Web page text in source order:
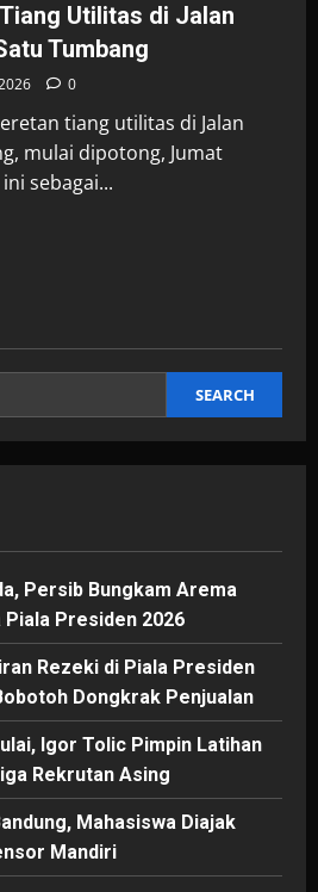
Utilitas di Jalan
Tumbang
0
tiang utilitas di Jalan
mulai dipotong, Jumat
sebagai...
SEARCH
Persib Bungkam Arema
Piala Presiden 2026
Rezeki di Piala Presiden
Dongkrak Penjualan
Igor Tolic Pimpin Latihan
Rekrutan Asing
Mahasiswa Diajak
Mandiri